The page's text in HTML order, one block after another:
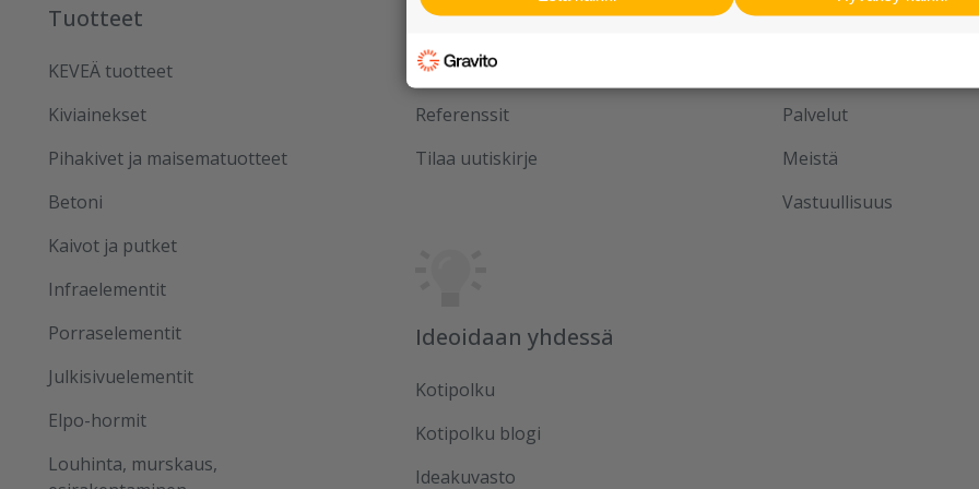
Tuotteet
KEVEÄ tuotteet
Kiviainekset
Pihakivet ja maisematuotteet
Betoni
Kaivot ja putket
Infraelementit
Porraselementit
Julkisivuelementit
Elpo-hormit
Louhinta, murskaus,
Rudus
Uutiset
Referenssit
Tilaa uutiskirje
Ideoidaan yhdessä
Kotipolku
Kotipolku blogi
Ideakuvasto
Tutustu meihin
Palvelut
Meistä
Vastuullisuus